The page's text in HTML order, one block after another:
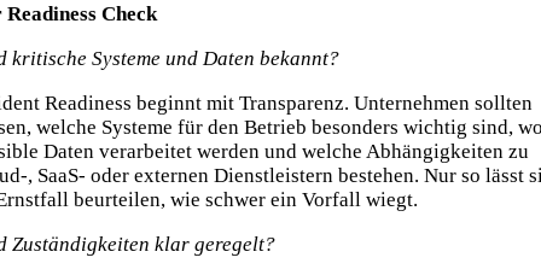
Readiness Check
kritische Systeme und Daten bekannt?
Readiness beginnt mit Transparenz. Unternehmen sollten
welche Systeme für den Betrieb besonders wichtig sind,
Daten verarbeitet werden und welche Abhängigkeiten zu
, SaaS- oder externen Dienstleistern bestehen. Nur so lässt
beurteilen, wie schwer ein Vorfall wiegt.
Zuständigkeiten klar geregelt?